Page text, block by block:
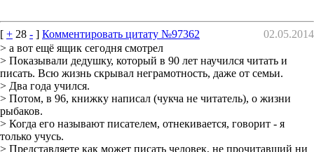
[ + 28 - ] Комментировать цитату №97362
02.05.2014
> а вот ещё ящик сегодня смотрел
> Показывали дедушку, который в 90 лет научился читать и
писать. Всю жизнь скрывал неграмотность, даже от семьи.
> Два года учился.
> Потом, в 96, книжку написал (чукча не читатель), о жизни
рыбаков.
> Когда его называют писателем, отнекивается, говорит - я
только учусь.
> Представляете как может писать человек, не прочитавший ни